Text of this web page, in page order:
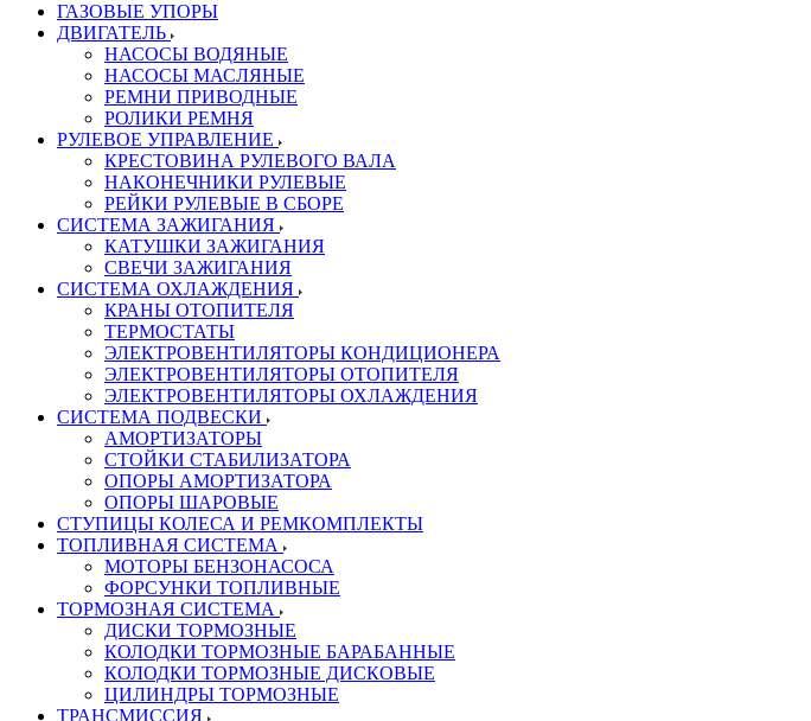
ГАЗОВЫЕ УПОРЫ
ДВИГАТЕЛЬ
НАСОСЫ ВОДЯНЫЕ
НАСОСЫ МАСЛЯНЫЕ
РЕМНИ ПРИВОДНЫЕ
РОЛИКИ РЕМНЯ
РУЛЕВОЕ УПРАВЛЕНИЕ
КРЕСТОВИНА РУЛЕВОГО ВАЛА
НАКОНЕЧНИКИ РУЛЕВЫЕ
РЕЙКИ РУЛЕВЫЕ В СБОРЕ
СИСТЕМА ЗАЖИГАНИЯ
КАТУШКИ ЗАЖИГАНИЯ
СВЕЧИ ЗАЖИГАНИЯ
СИСТЕМА ОХЛАЖДЕНИЯ
КРАНЫ ОТОПИТЕЛЯ
ТЕРМОСТАТЫ
ЭЛЕКТРОВЕНТИЛЯТОРЫ КОНДИЦИОНЕРА
ЭЛЕКТРОВЕНТИЛЯТОРЫ ОТОПИТЕЛЯ
ЭЛЕКТРОВЕНТИЛЯТОРЫ ОХЛАЖДЕНИЯ
СИСТЕМА ПОДВЕСКИ
АМОРТИЗАТОРЫ
СТОЙКИ СТАБИЛИЗАТОРА
ОПОРЫ АМОРТИЗАТОРА
ОПОРЫ ШАРОВЫЕ
СТУПИЦЫ КОЛЕСА И РЕМКОМПЛЕКТЫ
ТОПЛИВНАЯ СИСТЕМА
МОТОРЫ БЕНЗОНАСОСА
ФОРСУНКИ ТОПЛИВНЫЕ
ТОРМОЗНАЯ СИСТЕМА
ДИСКИ ТОРМОЗНЫЕ
КОЛОДКИ ТОРМОЗНЫЕ БАРАБАННЫЕ
КОЛОДКИ ТОРМОЗНЫЕ ДИСКОВЫЕ
ЦИЛИНДРЫ ТОРМОЗНЫЕ
ТРАНСМИССИЯ